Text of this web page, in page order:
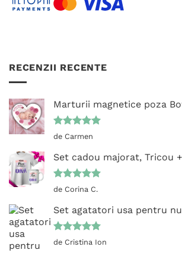
RECENZII RECENTE
Marturii magnetice poza
Evaluat la
de Carmen
Set cadou majorat, Tricou
Evaluat la
de Corina C.
Set agatatori usa pentru
Evaluat la
de Cristina Ion